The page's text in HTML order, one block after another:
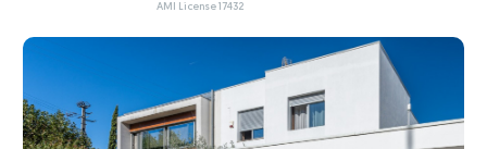
AMI License 17432